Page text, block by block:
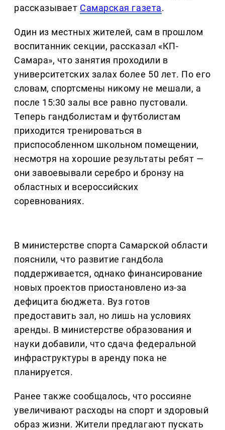
рассказывает Самарская газета.
Один из местных жителей, сам в прошлом
воспитанник секции, рассказал «КП-
Самара», что занятия проходили в
университетских залах более 50 лет. По его
словам, спортсмены никому не мешали, а
после 15:30 залы все равно пустовали.
Теперь гандболистам и футболистам
приходится тренироваться в
приспособленном школьном помещении,
несмотря на хорошие результаты ребят —
они завоевывали серебро и бронзу на
областных и всероссийских
соревнованиях.
В министерстве спорта Самарской области
пояснили, что развитие гандбола
поддерживается, однако финансирование
новых проектов приостановлено из-за
дефицита бюджета. Вуз готов
предоставить зал, но лишь на условиях
аренды. В министерстве образования и
науки добавили, что сдача федеральной
инфраструктуры в аренду пока не
планируется.
Ранее также сообщалось, что россияне
увеличивают расходы на спорт и здоровый
образ жизни. Жители предлагают пускать